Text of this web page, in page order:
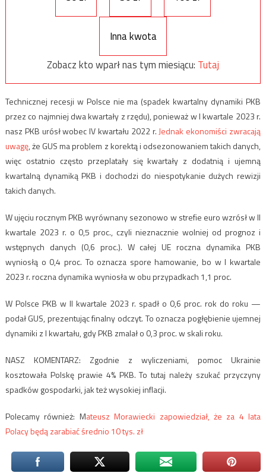
Inna kwota
Zobacz kto wparł nas tym miesiącu: Tutaj
Technicznej recesji w Polsce nie ma (spadek kwartalny dynamiki PKB
przez co najmniej dwa kwartały z rzędu), ponieważ w I kwartale 2023 r.
nasz PKB urósł wobec IV kwartału 2022 r.Jednak ekonomiści zwracają
uwagę, że GUS ma problem z korektą i odsezonowaniem takich danych,
więc ostatnio często przeplatały się kwartały z dodatnią i ujemną
kwartalną dynamiką PKB i dochodzi do niespotykanie dużych rewizji
takich danych.
W ujęciu rocznym PKB wyrównany sezonowo w strefie euro wzrósł w II
kwartale 2023 r. o 0,5 proc., czyli nieznacznie wolniej od prognoz i
wstępnych danych (0,6 proc.). W całej UE roczna dynamika PKB
wyniosłą o 0,4 proc. To oznacza spore hamowanie, bo w I kwartale
2023 r. roczna dynamika wyniosła w obu przypadkach 1,1 proc.
W Polsce PKB w II kwartale 2023 r. spadł o 0,6 proc. rok do roku —
podał GUS, prezentując finalny odczyt. To oznacza pogłębienie ujemnej
dynamiki z I kwartału, gdy PKB zmalał o 0,3 proc. w skali roku.
NASZ KOMENTARZ: Zgodnie z wyliczeniami, pomoc Ukrainie
kosztowała Polskę prawie 4% PKB. To tutaj należy szukać przyczyny
spadków gospodarki, jak też wysokiej inflacji.
Polecamy również: Mateusz Morawiecki zapowiedział, że za 4 lata
Polacy będą zarabiać średnio 10 tys. zł